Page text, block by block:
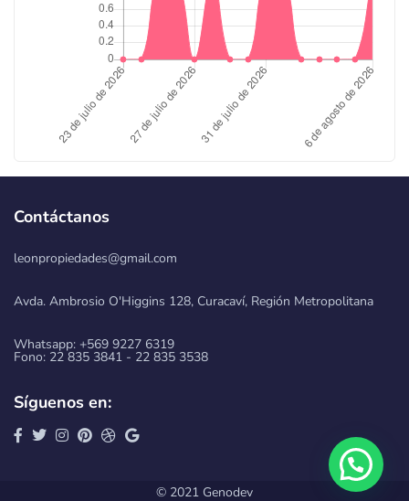
Contáctanos
leonpropiedades@gmail.com
Avda. Ambrosio O'Higgins 128, Curacaví, Región Metropolitana
Whatsapp: +569 9227 6319
Fono: 22 835 3841 - 22 835 3538
Síguenos en:
© 2021 Genodev